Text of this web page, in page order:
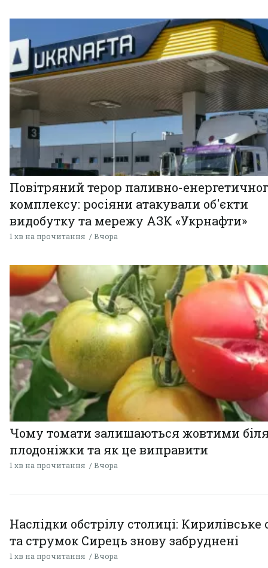
Повітряний терор паливно-
комплексу: росіяни атакували об'єкти
видобутку та мережу АЗК «Укрнафти»
1 хв на прочитання Вчора
Чому томати залишаються жовтими
плодоніжки та як це виправити
1 хв на прочитання Вчора
Наслідки обстрілу столиці: Кирилівське
та струмок Сирець знову забруднені
1 хв на прочитання Вчора